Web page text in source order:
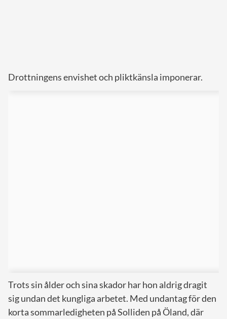
Drottningens envishet och pliktkänsla imponerar.
Trots sin ålder och sina skador har hon aldrig dragit
sig undan det kungliga arbetet. Med undantag för den
korta sommarledigheten på Solliden på Öland, där